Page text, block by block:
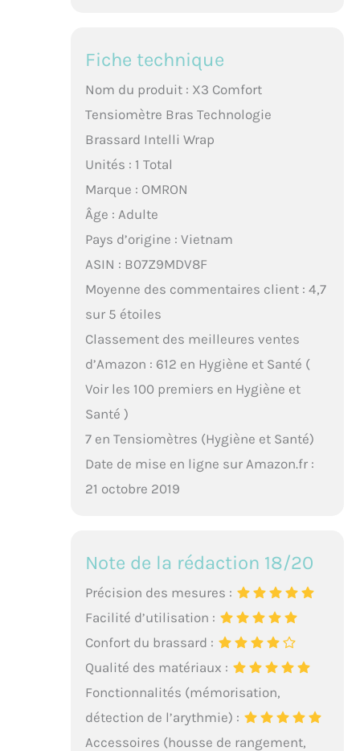
Fiche technique
Nom du produit : X3 Comfort
Tensiomètre Bras Technologie
Brassard Intelli Wrap
Unités : 1 Total
Marque : OMRON
Âge : Adulte
Pays d’origine : Vietnam
ASIN : B07Z9MDV8F
Moyenne des commentaires client : 4,7
sur 5 étoiles
Classement des meilleures ventes
d’Amazon : 612 en Hygiène et Santé (
Voir les 100 premiers en Hygiène et
Santé )
7 en Tensiomètres (Hygiène et Santé)
Date de mise en ligne sur Amazon.fr :
21 octobre 2019
Note de la rédaction 18/20
Précision des mesures :
Facilité d’utilisation :
Confort du brassard :
Qualité des matériaux :
Fonctionnalités (mémorisation,
détection de l’arythmie) :
Accessoires (housse de rangement,